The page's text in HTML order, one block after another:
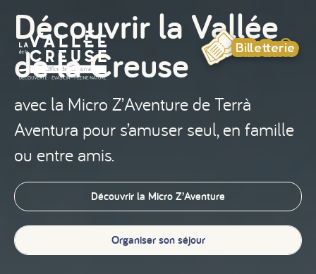
Billetterie
Découvrir la Vallée
de la Creuse
avec la Micro Z’Aventure de Terrà
Aventura pour s’amuser seul, en famille
ou entre amis.
Découvrir la Micro Z’Aventure
Organiser son séjour
Panneau de gestion des cookies